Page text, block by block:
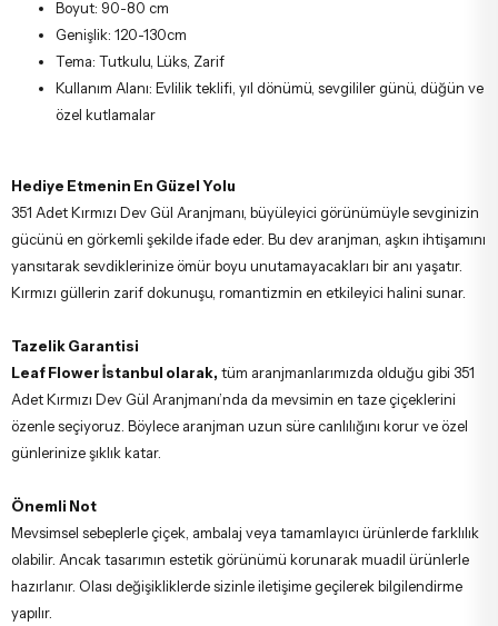
Boyut: 90-80 cm
Genişlik: 120-130cm
Tema: Tutkulu, Lüks, Zarif
Kullanım Alanı: Evlilik teklifi, yıl dönümü, sevgililer günü, düğün ve
özel kutlamalar
Hediye Etmenin En Güzel Yolu
351 Adet Kırmızı Dev Gül Aranjmanı, büyüleyici görünümüyle sevginizin
gücünü en görkemli şekilde ifade eder. Bu dev aranjman, aşkın ihtişamını
yansıtarak sevdiklerinize ömür boyu unutamayacakları bir anı yaşatır.
Kırmızı güllerin zarif dokunuşu, romantizmin en etkileyici halini sunar.
Tazelik Garantisi
Leaf Flower İstanbul olarak, tüm aranjmanlarımızda olduğu gibi 351
Adet Kırmızı Dev Gül Aranjmanı’nda da mevsimin en taze çiçeklerini
özenle seçiyoruz. Böylece aranjman uzun süre canlılığını korur ve özel
günlerinize şıklık katar.
Önemli Not
Mevsimsel sebeplerle çiçek, ambalaj veya tamamlayıcı ürünlerde farklılık
olabilir. Ancak tasarımın estetik görünümü korunarak muadil ürünlerle
hazırlanır. Olası değişikliklerde sizinle iletişime geçilerek bilgilendirme
yapılır.